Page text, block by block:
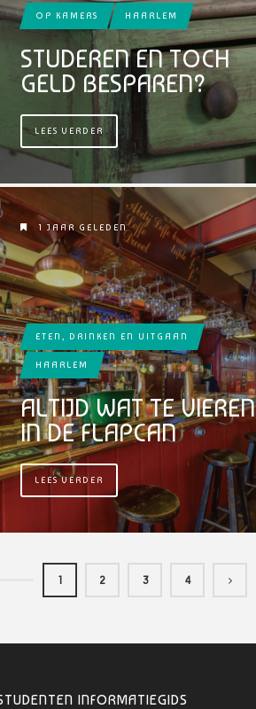
OP KAMERS HAARLEM
STUDEREN EN TOCH
GELD BESPAREN?
LEES VERDER
1 JAAR GELEDEN
ETEN, DRINKEN EN UITGAAN
HAARLEM
ALTIJD WAT TE VIEREN
IN DE FLAPCAN
LEES VERDER
1 2 3 4
INFORMATIEGIDS